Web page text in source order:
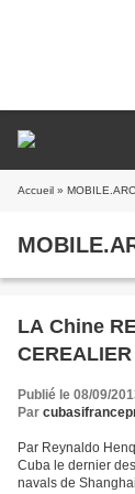
Accueil »
LA Chine
Publié le 08/09/
Par
Par Reynaldo
Cuba le dernier
navals de